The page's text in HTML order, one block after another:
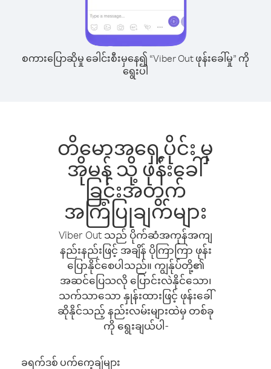
စကားပြောဆိုမှု ခေါင်းစီးမှနေ၍ “Viber Out ဖုန်းခေါ်မှု” ကို
ရွေးပါ
တိမောအရှေ့ပိုင်း မှ
အိုမန် သို့ ဖုန်းခေါ်
ခြင်းအတွက်
အကြံပြုချက်များ
Viber Out သည် ပိုက်ဆံအကုန်အကျ
နည်းနည်းဖြင့် အချိန် ပိုကြာကြာ ဖုန်း
ပြောနိုင်စေပါသည်။ ကျွန်ုပ်တို့၏
အဆင်ပြေသလို ပြောင်းလဲနိုင်သော၊
သက်သာသော နှုန်းထားဖြင့် ဖုန်းခေါ်
ဆိုနိုင်သည့် နည်းလမ်းများထဲမှ တစ်ခု
ကို ရွေးချယ်ပါ-
ခရက်ဒစ် ပက်ကေ့ချ်များ